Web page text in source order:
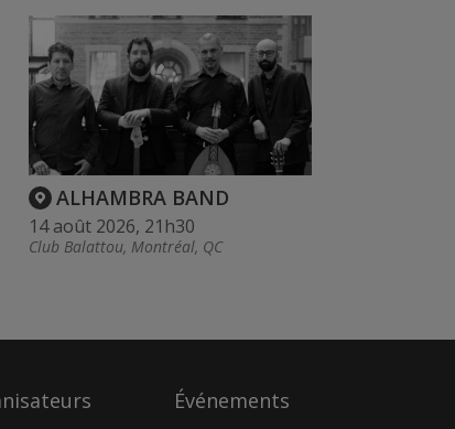
ALHAMBRA BAND
14 août 2026, 21h30
Club Balattou, Montréal, QC
Événements